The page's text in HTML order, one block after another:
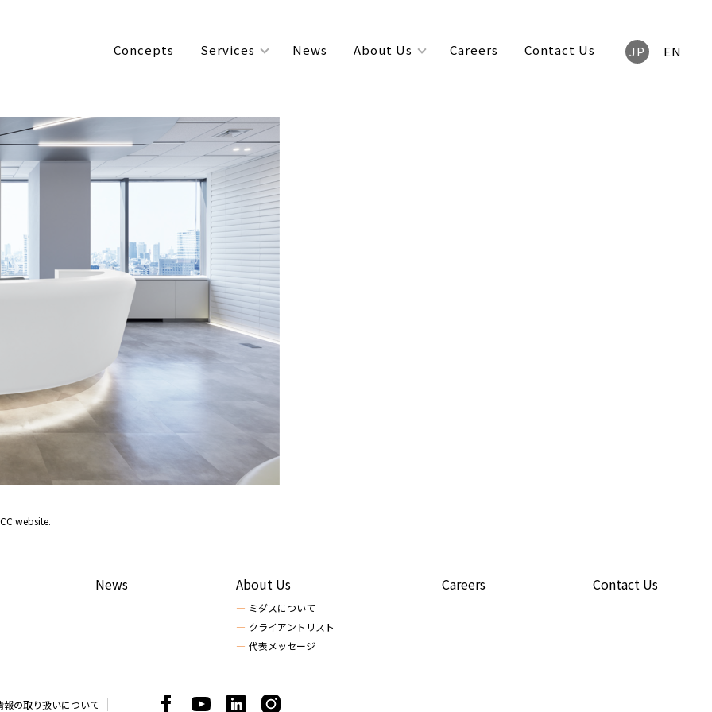
Concepts Services News About Us Careers Contact Us JP EN
website.
News About Us
ミダスについて
クライアントリスト
代表メッセージ
Careers Contact Us
報の取り扱いについて